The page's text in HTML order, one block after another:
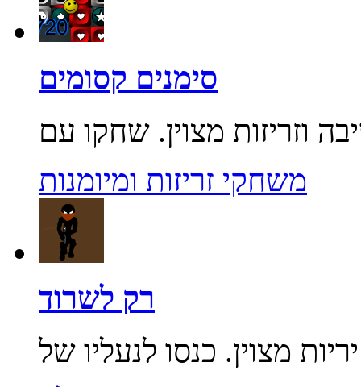
סימנים קסומים
משחקי זריזות ומיומנות
רק לשרוד